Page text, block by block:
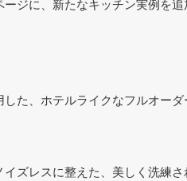
ジに、新たなキッチン実例を
た、ホテルライクなフルオー
ズレスに整えた、美しく洗練